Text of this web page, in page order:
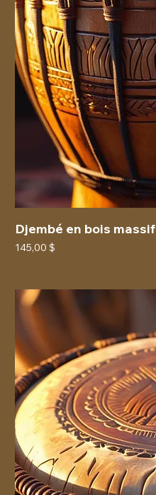
Djembé en bois massif
Prix
145,00 $